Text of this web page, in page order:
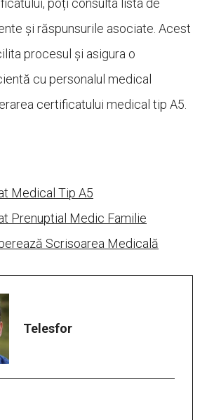
poți consulta lista de
și răspunsurile asociate. Acest
procesul și asigura o
cu personalul medical
certificatului medical tip A5.
Medical Tip A5
Prenuptial Medic Familie
Scrisoarea Medicală
Telesfor